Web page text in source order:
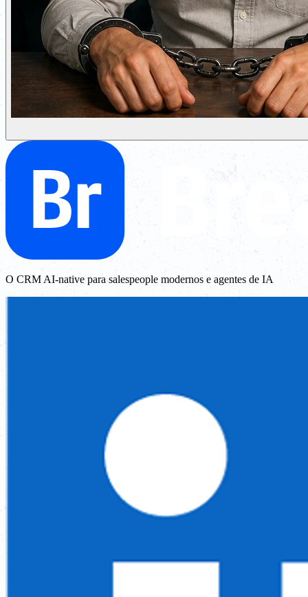
O CRM AI-native para salespeople modernos e agentes de IA